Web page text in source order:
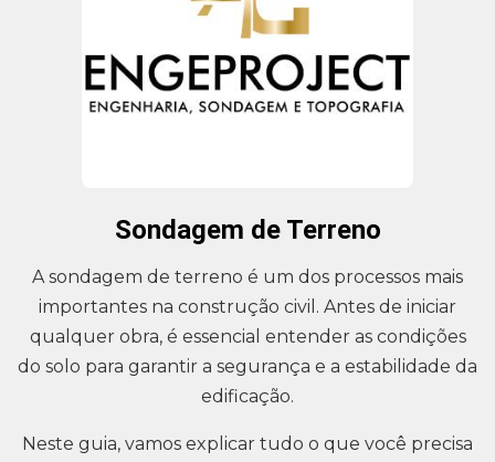
Sondagem de Terreno
A sondagem de terreno é um dos processos mais
importantes na construção civil. Antes de iniciar
qualquer obra, é essencial entender as condições
do solo para garantir a segurança e a estabilidade da
edificação.
Neste guia, vamos explicar tudo o que você precisa